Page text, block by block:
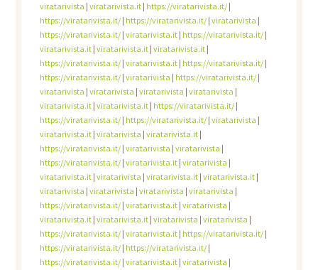
viratarivista | viratarivista.it| https://viratarivista.it/|
https://viratarivista.it/| https://viratarivista.it/| viratarivista |
https://viratarivista.it/| viratarivista.it| https://viratarivista.it/|
viratarivista.it| viratarivista.it| viratarivista.it|
https://viratarivista.it/| viratarivista.it| https://viratarivista.it/|
https://viratarivista.it/| viratarivista | https://viratarivista.it/|
viratarivista | viratarivista | viratarivista | viratarivista |
viratarivista.it| viratarivista.it| https://viratarivista.it/|
https://viratarivista.it/| https://viratarivista.it/| viratarivista |
viratarivista.it| viratarivista | viratarivista.it|
https://viratarivista.it/| viratarivista | viratarivista |
https://viratarivista.it/| viratarivista.it| viratarivista |
viratarivista.it| viratarivista | viratarivista.it| viratarivista.it|
viratarivista | viratarivista | viratarivista | viratarivista |
https://viratarivista.it/| viratarivista.it| viratarivista |
viratarivista.it| viratarivista.it| viratarivista | viratarivista |
https://viratarivista.it/| viratarivista.it| https://viratarivista.it/|
https://viratarivista.it/| https://viratarivista.it/|
https://viratarivista.it/| viratarivista.it| viratarivista |